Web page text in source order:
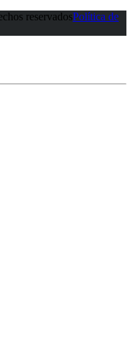
reservadosPolítica de